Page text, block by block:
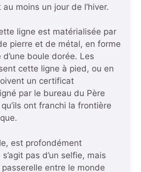
moins un jour de l’hiver.
ligne est matérialisée par
pierre et de métal, en forme
d’une boule dorée. Les
cette ligne à pied, ou en
un certificat
par le bureau du Père
ont franchi la frontière
est profondément
pas d’un selfie, mais
passerelle entre le monde